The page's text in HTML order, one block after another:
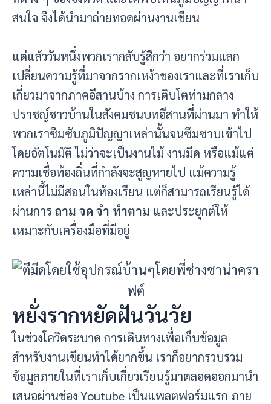
สนใจ จึงได้นำมาถ่ายทอดผ่านงานเขียน
แต่แล้ววันหนึ่งพวกเรากลับรู้สึกว่า อยากร่วมแลก
เปลี่ยนความรู้ที่มาจากรากเหง้าของเราและที่เราเก็บ
เกี่ยวมาจากภาคอีสานบ้าง การเติบโตท่ามกลาง
ปราชญ์ชาวบ้านในสังคมชนบทอีสานที่ผ่านมา ทำให้
พวกเราซึมซับภูมิปัญญาเหล่านั้นจนซึมซาบเข้าไป
โดยอัตโนมัติ ไม่ว่าจะเป็นงานไม้ งานมีด หรือแม้แต่
ความเชื่อท้องถิ่นที่กำลังจะสูญหายไป แม้ความรู้
เหล่านี้ไม่มีสอนในห้องเรียน แต่ก็สามารถเรียนรู้ได้
ผ่านการ ถาม จด จำ ทำตาม และประยุกต์ให้
เหมาะกับเครื่องมือที่มีอยู่
หยั่งรากหยัดฝันวันวัย
ในช่วงโควิดระบาด การเดินทางเพื่อเก็บข้อมูล
สำหรับงานเขียนทำได้ยากขึ้น เราก็อยากรวบรวม
ข้อมูลภายในที่เราเก็บเกี่ยวเรียนรู้มาตลอดออกมานำ
เสนอผ่านช่อง Youtube เป็นแพลตฟอร์มแรก ภาย